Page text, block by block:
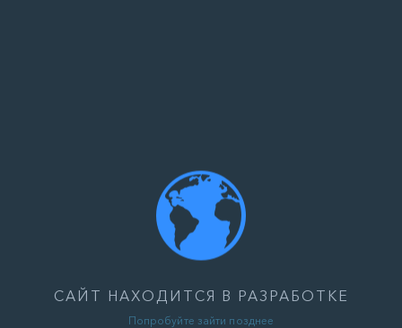
САЙТ НАХОДИТСЯ В РАЗРАБОТКЕ
Попробуйте зайти позднее